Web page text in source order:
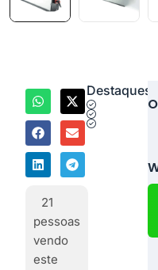
Destaques
21
pessoas
vendo
este